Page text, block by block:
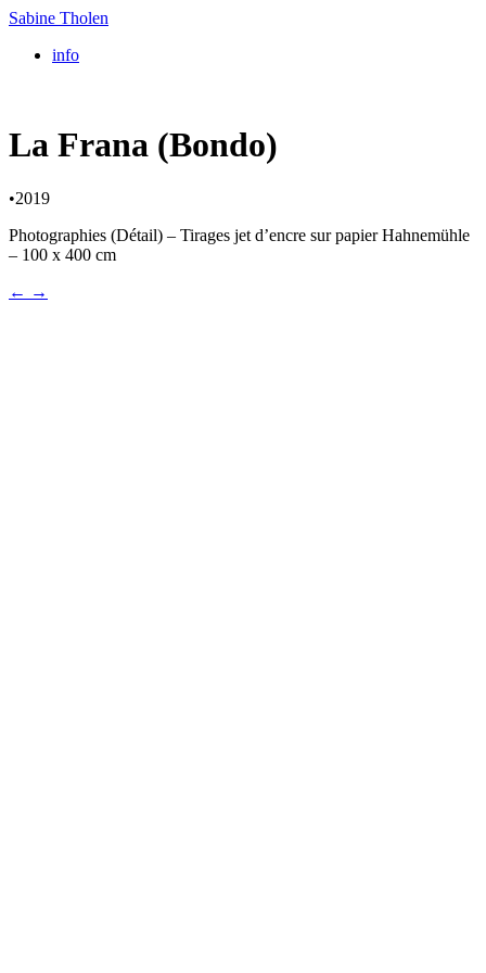
Sabine Tholen
info
La Frana (Bondo)
•2019
Photographies (Détail) – Tirages jet d’encre sur papier Hahnemühle
– 100 x 400 cm
← →